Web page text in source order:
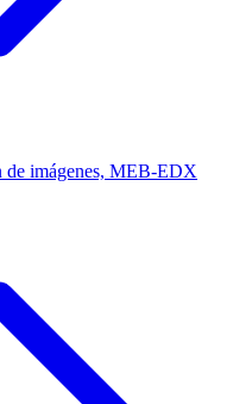
de imágenes, MEB-EDX